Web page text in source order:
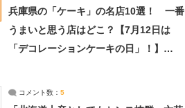
兵庫県の「ケーキ」の名店10選！ 一番
うまいと思う店はどこ？【7月12日は
「デコレーションケーキの日」！】
コメント数： 5